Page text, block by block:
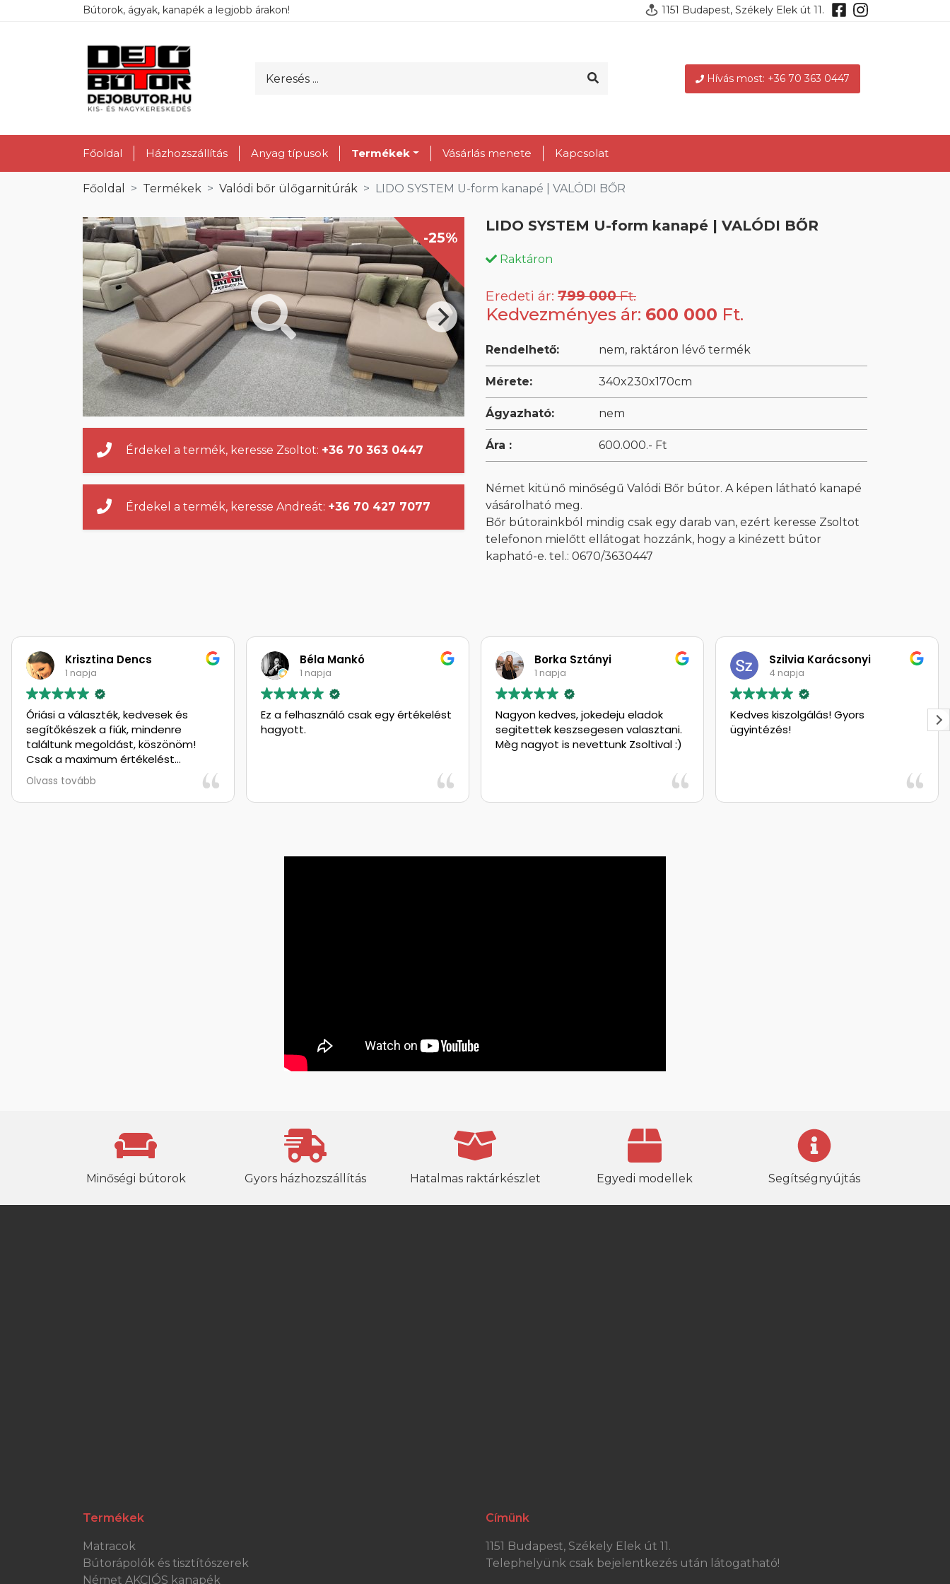
Bútorok, ágyak, kanapék a legjobb árakon! 1151 Budapest, Székely Elek út 11.
Hívás most: +36 70 363 0447
Főoldal Házhozszállítás Anyag típusok Termékek Vásárlás menete Kapcsolat
Főoldal Termékek Valódi bőr ülőgarnitúrák LIDO SYSTEM U-form kanapé | VALÓDI BŐR
-25%
Érdekel a termék, keresse Zsoltot: +36 70 363 0447
Érdekel a termék, keresse Andreát: +36 70 427 7077
LIDO SYSTEM U-form kanapé | VALÓDI BŐR
Raktáron
Eredeti ár: 799 000Ft.
Kedvezményes ár: 600 000 Ft.
Rendelhető: nem, raktáron lévő termék
Mérete: 340x230x170cm
Ágyazható: nem
Ára : 600.000.- Ft
Német kitünő minőségű Valódi Bőr bútor. A képen látható kanapé
vásárolható meg.
Bőr bútorainkból mindig csak egy darab van, ezért keresse Zsoltot
telefonon mielőtt ellátogat hozzánk, hogy a kinézett bútor
kapható-e. tel.: 0670/3630447
Krisztina Dencs
1 napja
a választék, kedvesek és
a fiúk, mindenre
megoldást, köszönöm!
a maximum értékelést
gondolkodás nélkül! :)
tovább
Béla Mankó
1 napja
Ez a felhasználó csak egy értékelést
hagyott.
Borka Sztányi
1 napja
Nagyon kedves, jokedeju eladok
segitettek keszsegesen valasztani.
Mèg nagyot is nevettunk Zsoltival :)
Szilvia Karácsonyi
4 napja
Kedves kiszolgálás! Gyors
ügyintézés!
Az
amit
Minőségi bútorok Gyors házhozszállítás Hatalmas raktárkészlet Egyedi modellek Segítségnyújtás
Termékek
Matracok
Bútorápolók és tisztítószerek
Német AKCIÓS kanapék
Címünk
1151 Budapest, Székely Elek út 11.
Telephelyünk csak bejelentkezés után látogatható!